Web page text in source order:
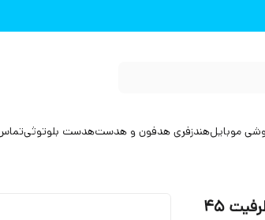
موبایلهندزفری هدفون و هدستهدست بلوتوثی
شارژر سامسونگ Galaxy S25 FE ظرفیت ۴۵